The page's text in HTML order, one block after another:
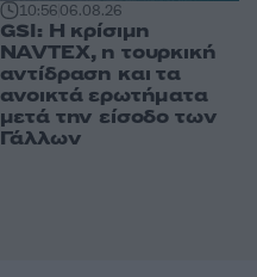
10:5606.08.26
GSI: Η κρίσιμη
NAVTEX, η τουρκική
αντίδραση και τα
ανοικτά ερωτήματα
μετά την είσοδο των
Γάλλων